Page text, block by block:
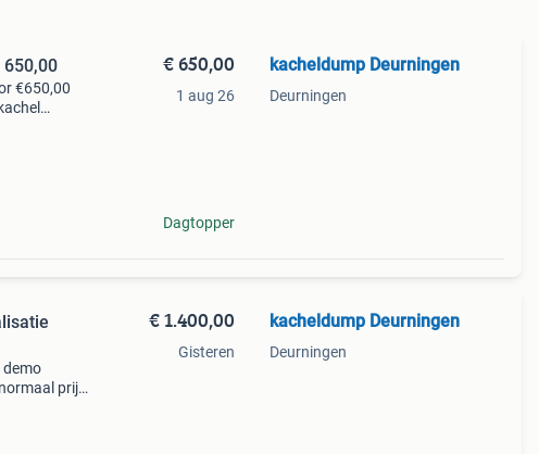
650,00
€650,00
€ 650,00
1 aug 26
Dagtopper
kacheldump Deurningen
Deurningen
demo
prijs
€ 1.400,00
Gisteren
kacheldump Deurningen
Deurningen